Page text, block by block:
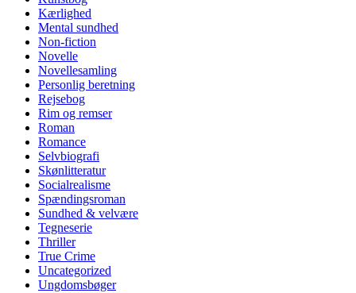
Kærlighed
Mental sundhed
Non-fiction
Novelle
Novellesamling
Personlig beretning
Rejsebog
Rim og remser
Roman
Romance
Selvbiografi
Skønlitteratur
Socialrealisme
Spændingsroman
Sundhed & velvære
Tegneserie
Thriller
True Crime
Uncategorized
Ungdomsbøger